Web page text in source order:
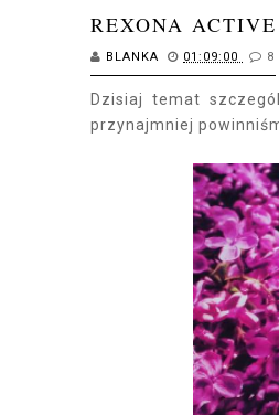
REXONA
BLANKA 01:09:00 8
Dzisiaj temat
przynajmniej